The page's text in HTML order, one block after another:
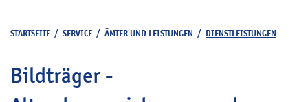
STARTSEITE / SERVICE / ÄMTER UND LEISTUNGEN / DIENSTLEISTUNGEN
Bildträger -